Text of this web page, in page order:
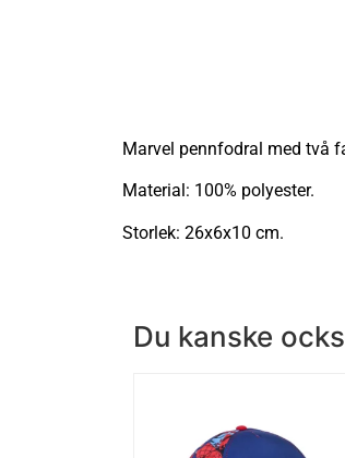
Marvel pennfodral med två
Material: 100% polyester.
Storlek: 26x6x10 cm.
Du kanske